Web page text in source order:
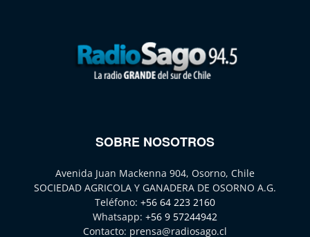
SOBRE NOSOTROS
Avenida Juan Mackenna 904, Osorno, Chile
SOCIEDAD AGRICOLA Y GANADERA DE OSORNO A.G.
Teléfono: +56 64 223 2160
Whatsapp: +56 9 57244942
Contacto: prensa@radiosago.cl